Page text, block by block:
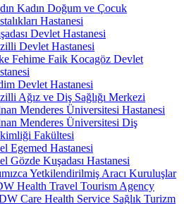
Kadın Doğum ve Çocuk
Hastanesi
Devlet Hastanesi
Devlet Hastanesi
Fehime Faik Kocagöz Devlet
Devlet Hastanesi
Ağız ve Diş Sağlığı Merkezi
Menderes Üniversitesi Hastanesi
Menderes Üniversitesi Diş
Fakültesi
Egemed Hastanesi
Gözde Kuşadası Hastanesi
Yetkilendirilmiş Aracı Kuruluşlar
Health Travel Tourism Agency
Care Health Service Sağlık Turizm